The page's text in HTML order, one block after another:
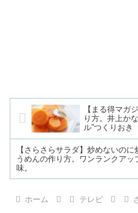
【まる得マガ
り方。井上か
ル”つくりおき
【さらさらサラダ】炒めないのに
うめんの作り方。ワンランクアッ
味。
ホーム テレビ